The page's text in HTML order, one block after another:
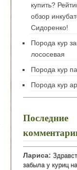
купить?
обзор
Сидоренко!
Порода кур
лососевая
Порода кур
Порода кур
Последние
Лариса:
забыла у куриц